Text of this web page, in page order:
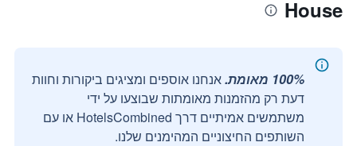
House
100% מאומת.
אנחנו אוספים ומציגים ביקורות וחוות
דעת רק מהזמנות מאומתות שבוצעו על ידי
משתמשים אמיתיים דרך HotelsCombined או עם
השותפים החיצוניים המהימנים שלנו.